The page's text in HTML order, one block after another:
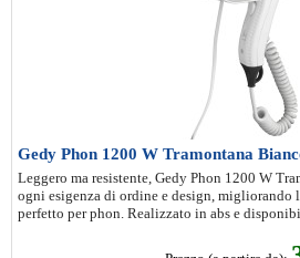
Gedy Phon 1200 W Tramontana
Leggero ma resistente, Gedy Phon 1200 W
ogni esigenza di ordine e design, migliorando
perfetto per phon. Realizzato in abs e